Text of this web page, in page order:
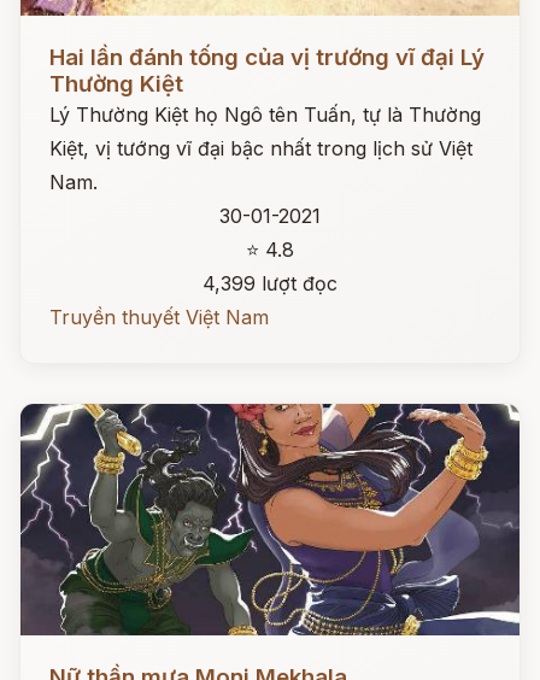
Đọc ngay
Hai lần đánh tống của vị trướng vĩ đại Lý
Thường Kiệt
Lý Thường Kiệt họ Ngô tên Tuấn, tự là Thường
Kiệt, vị tướng vĩ đại bậc nhất trong lịch sử Việt
Nam.
30-01-2021
⭐ 4.8
4,399 lượt đọc
Truyền thuyết Việt Nam